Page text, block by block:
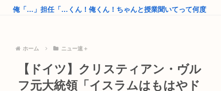
を要...
15歳少女に性的暴行した54歳、明らかにケンモメン
今だからこそスト2くらいシンプルな格ゲーを作って格ゲー人
口を増や...
俺「…」担任「…くん！俺くん！ちゃんと授業聞いてって何度
イナゴライダーとかいう今の35歳~40歳くらいの男しか知らな
いバ...
ホーム ニュー速＋
【ドイツ】クリスティアン・ヴル
フ元大統領「イスラムはもはやド